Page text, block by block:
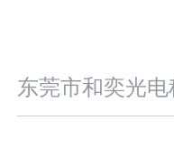
东莞市和奕光